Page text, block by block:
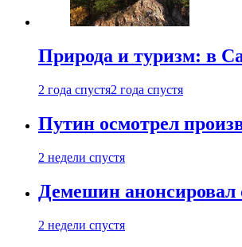
Природа и туризм: в
2 года спустя2 года спустя
Путин осмотрел
2 недели спустя
Демешин анонсировал
2 недели спустя